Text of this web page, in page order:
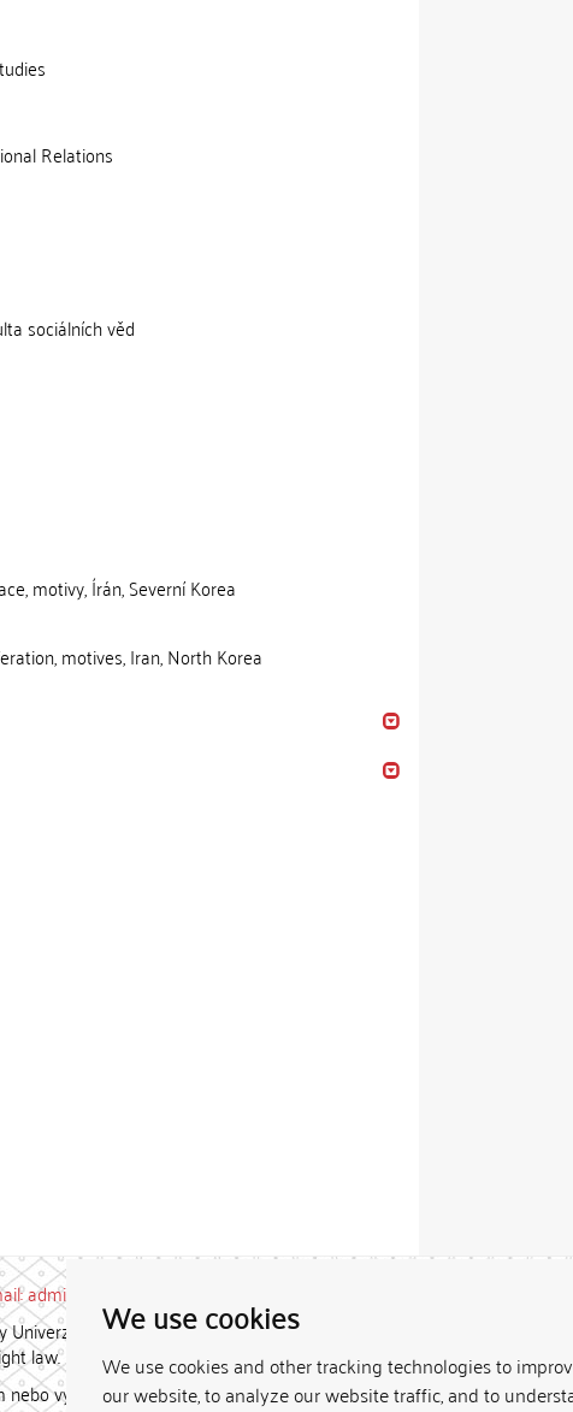
We use cookies
We use cookies and other tracking technologies to
our website, to analyze our website traffic, and to
Relations
sociálních věd
motivy, Írán, Severní Korea
motives, Iran, North Korea
admin-repozitar [at] cuni.cz
Karlovy. / Each constituent
law.
vydávány za studijní, vědeckou